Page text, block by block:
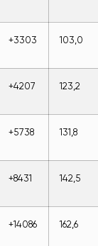
+3303 103,0
+4207 123,2
+5738 131,8
+8431 142,5
+14086 162,6